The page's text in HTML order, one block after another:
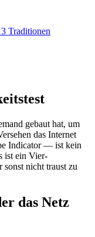
Traditionen
gebaut hat, um
das Internet
Indicator — ist kein
ist ein Vier-
sonst nicht traust zu
das Netz